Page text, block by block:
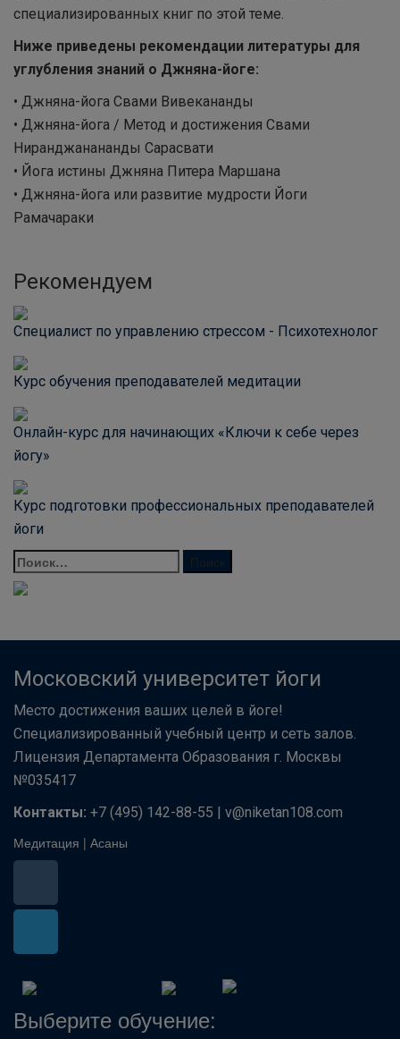
специализированных книг по этой теме.
Ниже приведены рекомендации литературы для
углубления знаний о Джняна-йоге:
• Джняна-йога Свами Вивекананды
• Джняна-йога / Метод и достижения Свами
Ниранджанананды Сарасвати
• Йога истины Джняна Питера Маршана
• Джняна-йога или развитие мудрости Йоги
Рамачараки
Рекомендуем
Специалист по управлению стрессом - Психотехнолог
Курс обучения преподавателей медитации
Онлайн-курс для начинающих «Ключи к себе через
йогу»
Курс подготовки профессиональных преподавателей
йоги
Московский университет йоги
Место достижения ваших целей в йоге!
Специализированный учебный центр и сеть залов.
Лицензия Департамента Образования г. Москвы
№035417
Контакты: +7 (495) 142-88-55 | v@niketan108.com
Медитация | Асаны
Выберите обучение: